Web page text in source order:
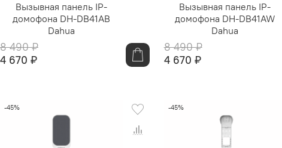
Вызывная панель IP-
домофона DH-DB41AB
Dahua
8 490 ₽
4 670 ₽
Вызывная панель IP-
домофона DH-DB41AW
Dahua
8 490 ₽
4 670 ₽
-45% -45%